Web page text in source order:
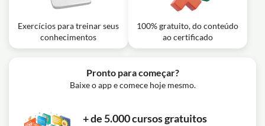
Exercícios para treinar seus
conhecimentos
100% gratuito, do conteúdo
ao certificado
Pronto para começar?
Baixe o app e comece hoje mesmo.
+ de 5.000 cursos gratuitos